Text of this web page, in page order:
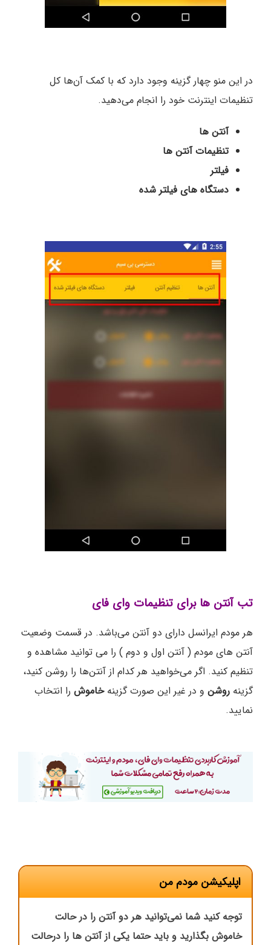
در این منو چهار گزینه وجود دارد که با کمک آن‌ها کل
تنظیمات اینترنت خود را انجام می‌دهید.
آنتن ها
تنظیمات آنتن ها
فیلتر
دستگاه های فیلتر شده
تب آنتن ها برای تنظیمات وای فای
هر مودم ایرانسل دارای دو آنتن می‌باشد. در قسمت وضعیت
آنتن های مودم ( آنتن اول و دوم ) را می توانید مشاهده و
تنظیم کنید. اگر می‌خواهید هر کدام از آنتن‌ها را روشن کنید،
گزینه روشن و در غیر این صورت گزینهخاموش را انتخاب
نمایید.
اپلیکیشن مودم من
توجه کنید شما نمی‌توانید هر دو آنتن را در حالت
خاموش بگذارید و باید حتما یکی از آنتن ها را درحالت